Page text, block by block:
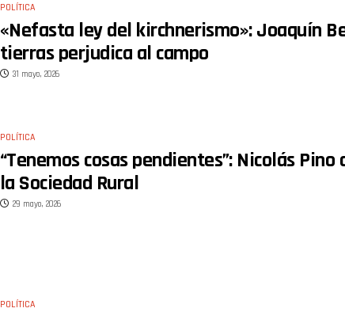
POLÍTICA
«Nefasta ley del kirchnerismo»: Joaquín
tierras perjudica al campo
31 mayo, 2026
POLÍTICA
“Tenemos cosas pendientes”: Nicolás
la Sociedad Rural
29 mayo, 2026
POLÍTICA